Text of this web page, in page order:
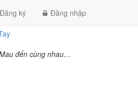
Đăng ký
Đăng nhập
CAO
đến cùng nhau…